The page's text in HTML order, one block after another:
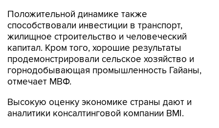
Положительной динамике также
способствовали инвестиции в транспорт,
жилищное строительство и человеческий
капитал. Кром того, хорошие результаты
продемонстрировали сельское хозяйство и
горнодобывающая промышленность Гайаны,
отмечает МВФ.
Высокую оценку экономике страны дают и
аналитики консалтинговой компании BMI.